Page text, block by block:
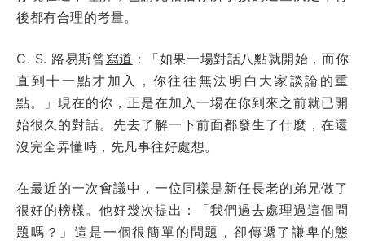
後都有合理的考量。
C. S. 路易斯曾 寫道 ：「如果一場對話八點就開始，而你
直到十一點才加入，你往往無法明白大家談論的重
點。」現在的你，正是在加入一場在你到來之前就已開
始很久的對話。先去了解一下前面都發生了什麼，在還
沒完全弄懂時，先凡事往好處想。
在最近的一次會議中，一位同樣是新任長老的弟兄做了
很好的榜樣。他好幾次提出：「我們過去處理過這個問
題嗎？」這是一個很簡單的問題，卻傳遞了謙卑的態